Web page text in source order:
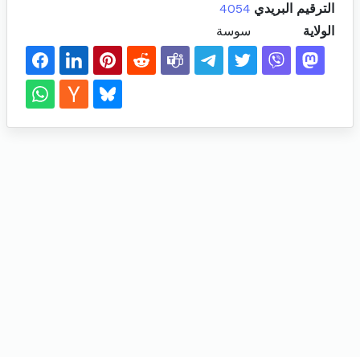
الترقيم البريدي 4054
الولاية
سوسة